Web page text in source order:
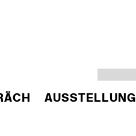
AUSSTELLUNG